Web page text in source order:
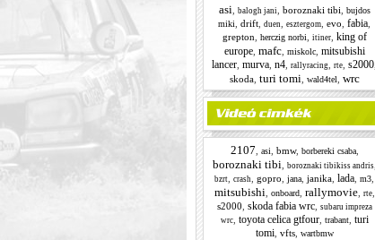
asi balogh jani boroznaki tibi
bujdos
miki
drift duen esztergom evo fabia
grepton
herczig norbi itiner, king of
europe, mafc, miskolc, mitsubishi
lancer murva n4 rallyracing rte s2000
skoda, turi tomi wald4tel wrc
2107 asi bmw, borbereki csaba,
boroznaki tibi boroznaki tibikiss andris,
bzrt crash gopro jana janika lada m3
mitsubishi onboard, rallymovie, rte,
s2000 skoda fabia wrc, subaru impreza
wrc, toyota celica gtfour, trabant, turi
tomi, vfts, wartbmw